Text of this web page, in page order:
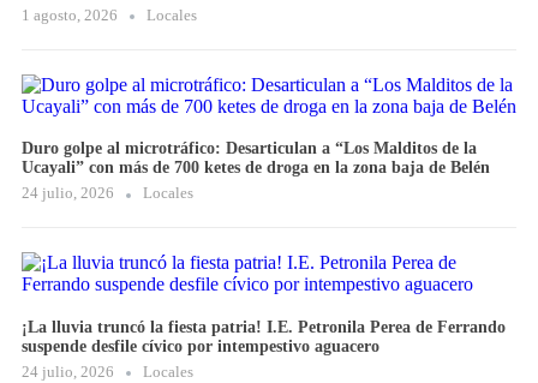
1 agosto, 2026
Locales
Duro golpe al microtráfico: Desarticulan a “Los Malditos de la
Ucayali” con más de 700 ketes de droga en la zona baja de Belén
24 julio, 2026
Locales
¡La lluvia truncó la fiesta patria! I.E. Petronila Perea de Ferrando
suspende desfile cívico por intempestivo aguacero
24 julio, 2026
Locales